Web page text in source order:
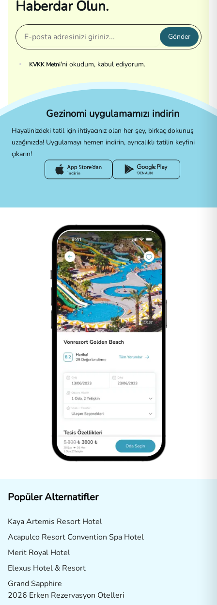
Haberdar Olun.
Gönder
KVKK Metni'ni okudum, kabul ediyorum.
Gezinomi uygulamamızı indirin
Hayalinizdeki tatil için ihtiyacınız olan her şey, birkaç dokunuş
uzağınızda! Uygulamayı hemen indirin, ayrıcalıklı tatilin keyfini
çıkarın!
Popüler Alternatifler
Kaya Artemis Resort Hotel
Acapulco Resort Convention Spa Hotel
Merit Royal Hotel
Elexus Hotel & Resort
Grand Sapphire
2026 Erken Rezervasyon Otelleri